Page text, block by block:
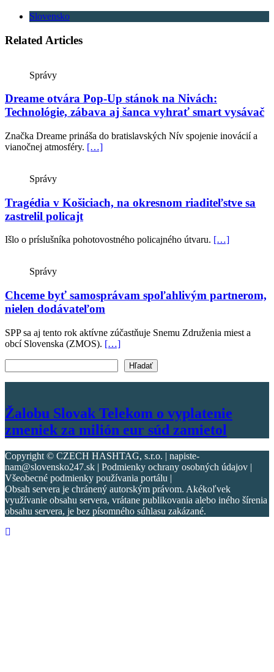
Slovensko
Related Articles
Správy
Dreame otvára Pop-Up stánok na Nivách:
Technológie, zábava aj šanca vyhrať smart vysávač
Značka Dreame prináša do bratislavských Nív spojenie inovácií a
vianočnej atmosféry. […]
Správy
Tragédia v Košiciach, na okresnom riaditeľstve sa
zastrelil policajt
Išlo o príslušníka pohotovostného policajného útvaru. […]
Správy
Chceme byť samosprávam spoľahlivým partnerom,
nielen dodávateľom
SPP sa aj tento rok aktívne zúčastňuje Snemu Združenia miest a
obcí Slovenska (ZMOS). […]
Hľadať
Žalobu Slovak Telekom o vyplatenie
zmeniek za milión eur súd zamietol
Copyright © CZECH HASHTAG, s.r.o. | napiste-
nam@slovensko247.sk | Podmienky ochrany osobných údajov |
Všeobecné podmienky používania portálu |
Obsah servera je chránený autorským právom. Akékoľvek
využívanie obsahu servera, vrátane publikovania alebo iného šírenia
obsahu servera, je bez písomného súhlasu zakázané.